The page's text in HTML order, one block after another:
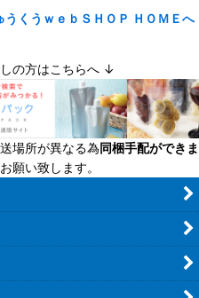
うくうｗｅｂＳＨＯＰ ＨＯＭＥへ
の方はこちらへ ↓
場所が異なる為同梱手配ができま
願い致します。